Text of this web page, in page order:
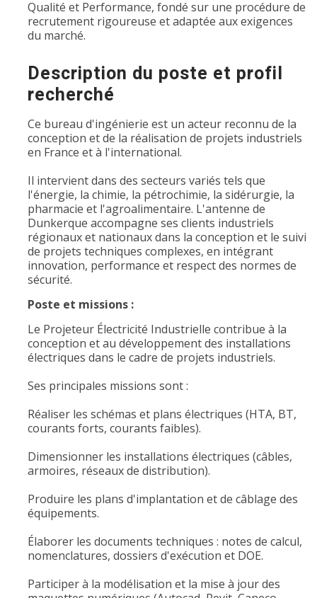
Qualité et Performance, fondé sur une procédure de
recrutement rigoureuse et adaptée aux exigences
du marché.
Description du poste et profil
recherché
Ce bureau d'ingénierie est un acteur reconnu de la
conception et de la réalisation de projets industriels
en France et à l'international.
Il intervient dans des secteurs variés tels que
l'énergie, la chimie, la pétrochimie, la sidérurgie, la
pharmacie et l'agroalimentaire. L'antenne de
Dunkerque accompagne ses clients industriels
régionaux et nationaux dans la conception et le suivi
de projets techniques complexes, en intégrant
innovation, performance et respect des normes de
sécurité.
Poste et missions :
Le Projeteur Électricité Industrielle contribue à la
conception et au développement des installations
électriques dans le cadre de projets industriels.
Ses principales missions sont :
Réaliser les schémas et plans électriques (HTA, BT,
courants forts, courants faibles).
Dimensionner les installations électriques (câbles,
armoires, réseaux de distribution).
Produire les plans d'implantation et de câblage des
équipements.
Élaborer les documents techniques : notes de calcul,
nomenclatures, dossiers d'exécution et DOE.
Participer à la modélisation et la mise à jour des